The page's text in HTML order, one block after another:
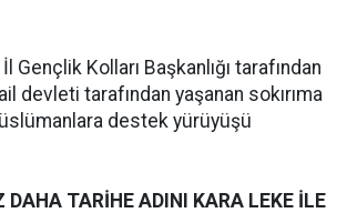
Gençlik Kolları Başkanlığı tarafından
devleti tarafından yaşanan sokırıma
destek yürüyüşü
DAHA TARİHE ADINI KARA LEKE İLE